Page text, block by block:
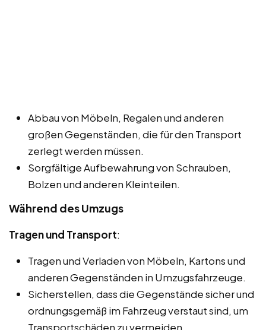
Abbau von Möbeln, Regalen und anderen
großen Gegenständen, die für den Transport
zerlegt werden müssen.
Sorgfältige Aufbewahrung von Schrauben,
Bolzen und anderen Kleinteilen.
Während des Umzugs
Tragen und Transport:
Tragen und Verladen von Möbeln, Kartons und
anderen Gegenständen in Umzugsfahrzeuge.
Sicherstellen, dass die Gegenstände sicher und
ordnungsgemäß im Fahrzeug verstaut sind, um
Transportschäden zu vermeiden.